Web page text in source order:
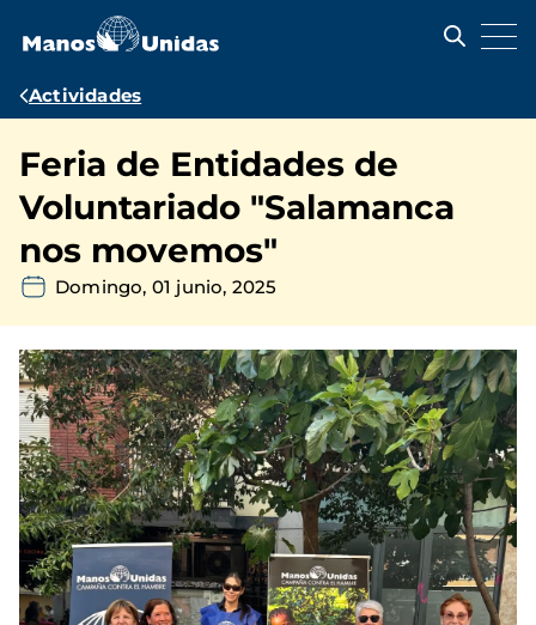
contenido
Ruta
navegación
Actividades
Feria de Entidades de
Voluntariado "Salamanca
nos movemos"
Domingo, 01 junio, 2025